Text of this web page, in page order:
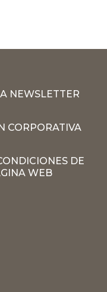
NEWSLETTER
CORPORATIVA
DE
WEB